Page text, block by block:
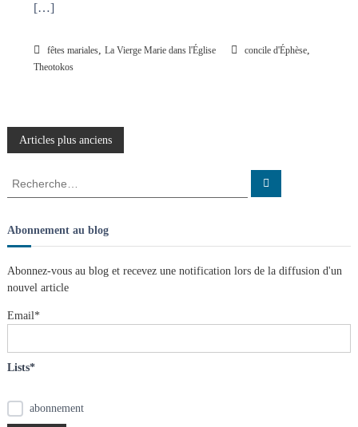
[…]
fêtes mariales, La Vierge Marie dans l'Église concile d'Éphèse,
Theotokos
N
a
i
g
a
t
i
Articles plus anciens
R
h
e
c
h
e
r
R
c
e
r
Abonnement au blog
Abonnez-vous au blog et recevez une notification lors de la diffusion d'un
nouvel article
Email*
Lists*
abonnement